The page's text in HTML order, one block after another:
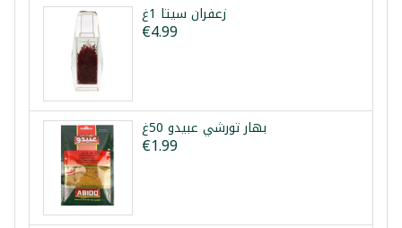
زعفران سيتا 1غ
€4.99
بهار تورشي عبيدو 50غ
€1.99